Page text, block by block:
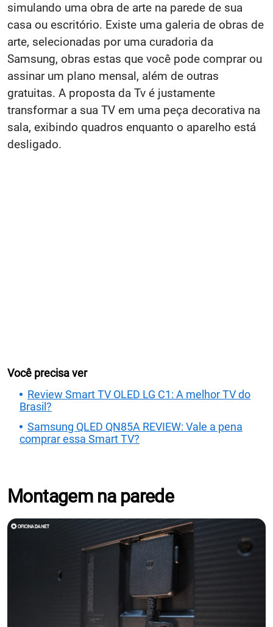
simulando uma obra de arte na parede de sua
casa ou escritório. Existe uma galeria de obras de
arte, selecionadas por uma curadoria da
Samsung, obras estas que você pode comprar ou
assinar um plano mensal, além de outras
gratuitas. A proposta da Tv é justamente
transformar a sua TV em uma peça decorativa na
sala, exibindo quadros enquanto o aparelho está
desligado.
Você precisa ver
Review Smart TV OLED LG C1: A melhor TV do
Brasil?
Samsung QLED QN85A REVIEW: Vale a pena
comprar essa Smart TV?
Montagem na parede